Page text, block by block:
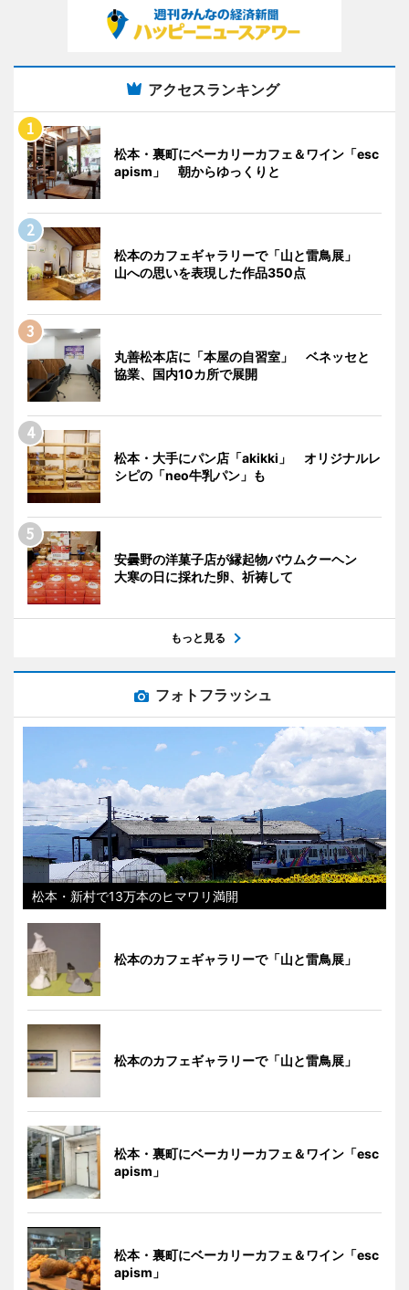
アクセスランキング
松本・裏町にベーカリーカフェ＆ワイン「esc
apism」 朝からゆっくりと
松本のカフェギャラリーで「山と雷鳥展」
山への思いを表現した作品350点
丸善松本店に「本屋の自習室」 ベネッセと
協業、国内10カ所で展開
松本・大手にパン店「akikki」 オリジナルレ
シピの「neo牛乳パン」も
安曇野の洋菓子店が縁起物バウムクーヘン
大寒の日に採れた卵、祈祷して
もっと見る
フォトフラッシュ
松本・新村で13万本のヒマワリ満開
松本のカフェギャラリーで「山と雷鳥展」
松本のカフェギャラリーで「山と雷鳥展」
松本・裏町にベーカリーカフェ＆ワイン「esc
apism」
松本・裏町にベーカリーカフェ＆ワイン「esc
apism」